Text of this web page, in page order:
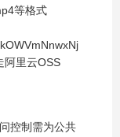
等格式
阿里云OSS
控制需为公共